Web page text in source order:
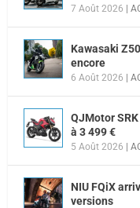
7 Août 2026 |
Kawasaki
encore
6 Août 2026 |
QJMotor
à 3 499 €
5 Août 2026 |
NIU FQiX
versions